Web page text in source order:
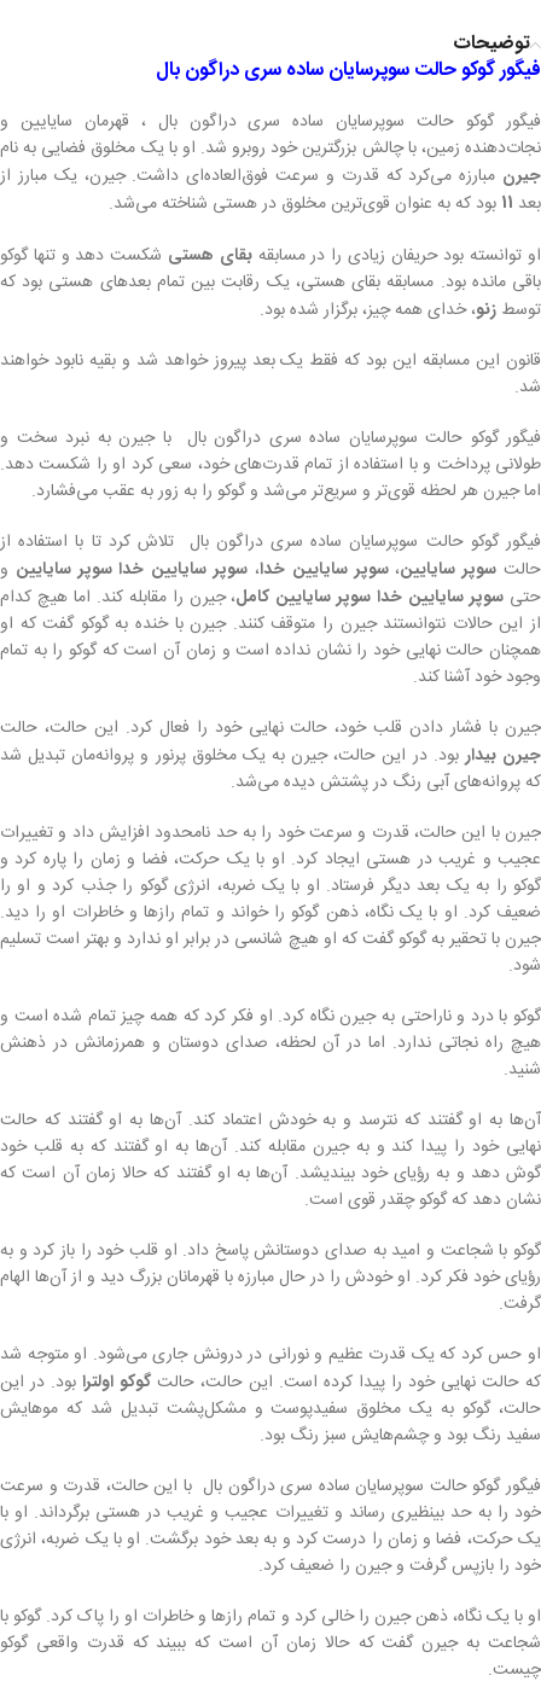
توضیحات
فیگور گوکو حالت سوپرسایان ساده سری دراگون بال
فیگور گوکو حالت سوپرسایان ساده سری دراگون بال ، قهرمان سایایین و
نجات‌دهنده زمین، با چالش بزرگترین خود روبرو شد. او با یک مخلوق فضایی به نام
جیرن مبارزه می‌کرد که قدرت و سرعت فوق‌العاده‌ای داشت. جیرن، یک مبارز از
بعد 11 بود که به عنوان قوی‌ترین مخلوق در هستی شناخته می‌شد.
او توانسته بود حریفان زیادی را در مسابقهبقای هستی شکست دهد و تنها گوکو
باقی مانده بود. مسابقه بقای هستی، یک رقابت بین تمام بعدهای هستی بود که
توسط زنو، خدای همه چیز، برگزار شده بود.
قانون این مسابقه این بود که فقط یک بعد پیروز خواهد شد و بقیه نابود خواهند
شد.
فیگور گوکو حالت سوپرسایان ساده سری دراگون بال با جیرن به نبرد سخت و
طولانی پرداخت و با استفاده از تمام قدرت‌های خود، سعی کرد او را شکست دهد.
اما جیرن هر لحظه قوی‌تر و سریع‌تر می‌شد و گوکو را به زور به عقب می‌فشارد.
فیگور گوکو حالت سوپرسایان ساده سری دراگون بال تلاش کرد تا با استفاده از
حالت سوپر سایایین،سوپر سایایین خدا، سوپر سایایین خدا سوپر سایایین و
حتی سوپر سایایین خدا سوپر سایایین کامل، جیرن را مقابله کند. اما هیچ کدام
از این حالات نتوانستند جیرن را متوقف کنند. جیرن با خنده به گوکو گفت که او
همچنان حالت نهایی خود را نشان نداده است و زمان آن است که گوکو را به تمام
وجود خود آشنا کند.
جیرن با فشار دادن قلب خود، حالت نهایی خود را فعال کرد. این حالت، حالت
جیرن بیداربود. در این حالت، جیرن به یک مخلوق پرنور و پروانه‌مان تبدیل شد
که پروانه‌های آبی رنگ در پشتش دیده می‌شد.
جیرن با این حالت، قدرت و سرعت خود را به حد نامحدود افزایش داد و تغییرات
عجیب و غریب در هستی ایجاد کرد. او با یک حرکت، فضا و زمان را پاره کرد و
گوکو را به یک بعد دیگر فرستاد. او با یک ضربه، انرژی گوکو را جذب کرد و او را
ضعیف کرد. او با یک نگاه، ذهن گوکو را خواند و تمام رازها و خاطرات او را دید.
جیرن با تحقیر به گوکو گفت که او هیچ شانسی در برابر او ندارد و بهتر است تسلیم
شود.
گوکو با درد و ناراحتی به جیرن نگاه کرد. او فکر کرد که همه چیز تمام شده است و
هیچ راه نجاتی ندارد. اما در آن لحظه، صدای دوستان و همرزمانش در ذهنش
شنید.
آن‌ها به او گفتند که نترسد و به خودش اعتماد کند. آن‌ها به او گفتند که حالت
نهایی خود را پیدا کند و به جیرن مقابله کند. آن‌ها به او گفتند که به قلب خود
گوش دهد و به رؤیای خود بیندیشد. آن‌ها به او گفتند که حالا زمان آن است که
نشان دهد که گوکو چقدر قوی است.
گوکو با شجاعت و امید به صدای دوستانش پاسخ داد. او قلب خود را باز کرد و به
رؤیای خود فکر کرد. او خودش را در حال مبارزه با قهرمانان بزرگ دید و از آن‌ها الهام
گرفت.
او حس کرد که یک قدرت عظیم و نورانی در درونش جاری می‌شود. او متوجه شد
که حالت نهایی خود را پیدا کرده است. این حالت، حالت گوکو اولترا بود. در این
حالت، گوکو به یک مخلوق سفیدپوست و مشکل‌پشت تبدیل شد که موهایش
سفید رنگ بود و چشم‌هایش سبز رنگ بود.
فیگور گوکو حالت سوپرسایان ساده سری دراگون بال با این حالت، قدرت و سرعت
خود را به حد بینظیری رساند و تغییرات عجیب و غریب در هستی برگرداند. او با
یک حرکت، فضا و زمان را درست کرد و به بعد خود برگشت. او با یک ضربه، انرژی
خود را بازپس گرفت و جیرن را ضعیف کرد.
او با یک نگاه، ذهن جیرن را خالی کرد و تمام رازها و خاطرات او را پاک کرد. گوکو با
شجاعت به جیرن گفت که حالا زمان آن است که ببیند که قدرت واقعی گوکو
چیست.